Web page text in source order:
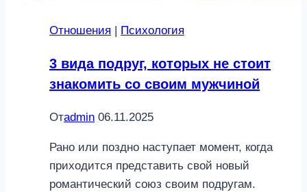
Отношения Психология
3 вида подруг, которых не стоит
знакомить со своим мужчиной
Отadmin 06.11.2025
Рано или поздно наступает момент, когда
приходится представить свой новый
романтический союз своим подругам.